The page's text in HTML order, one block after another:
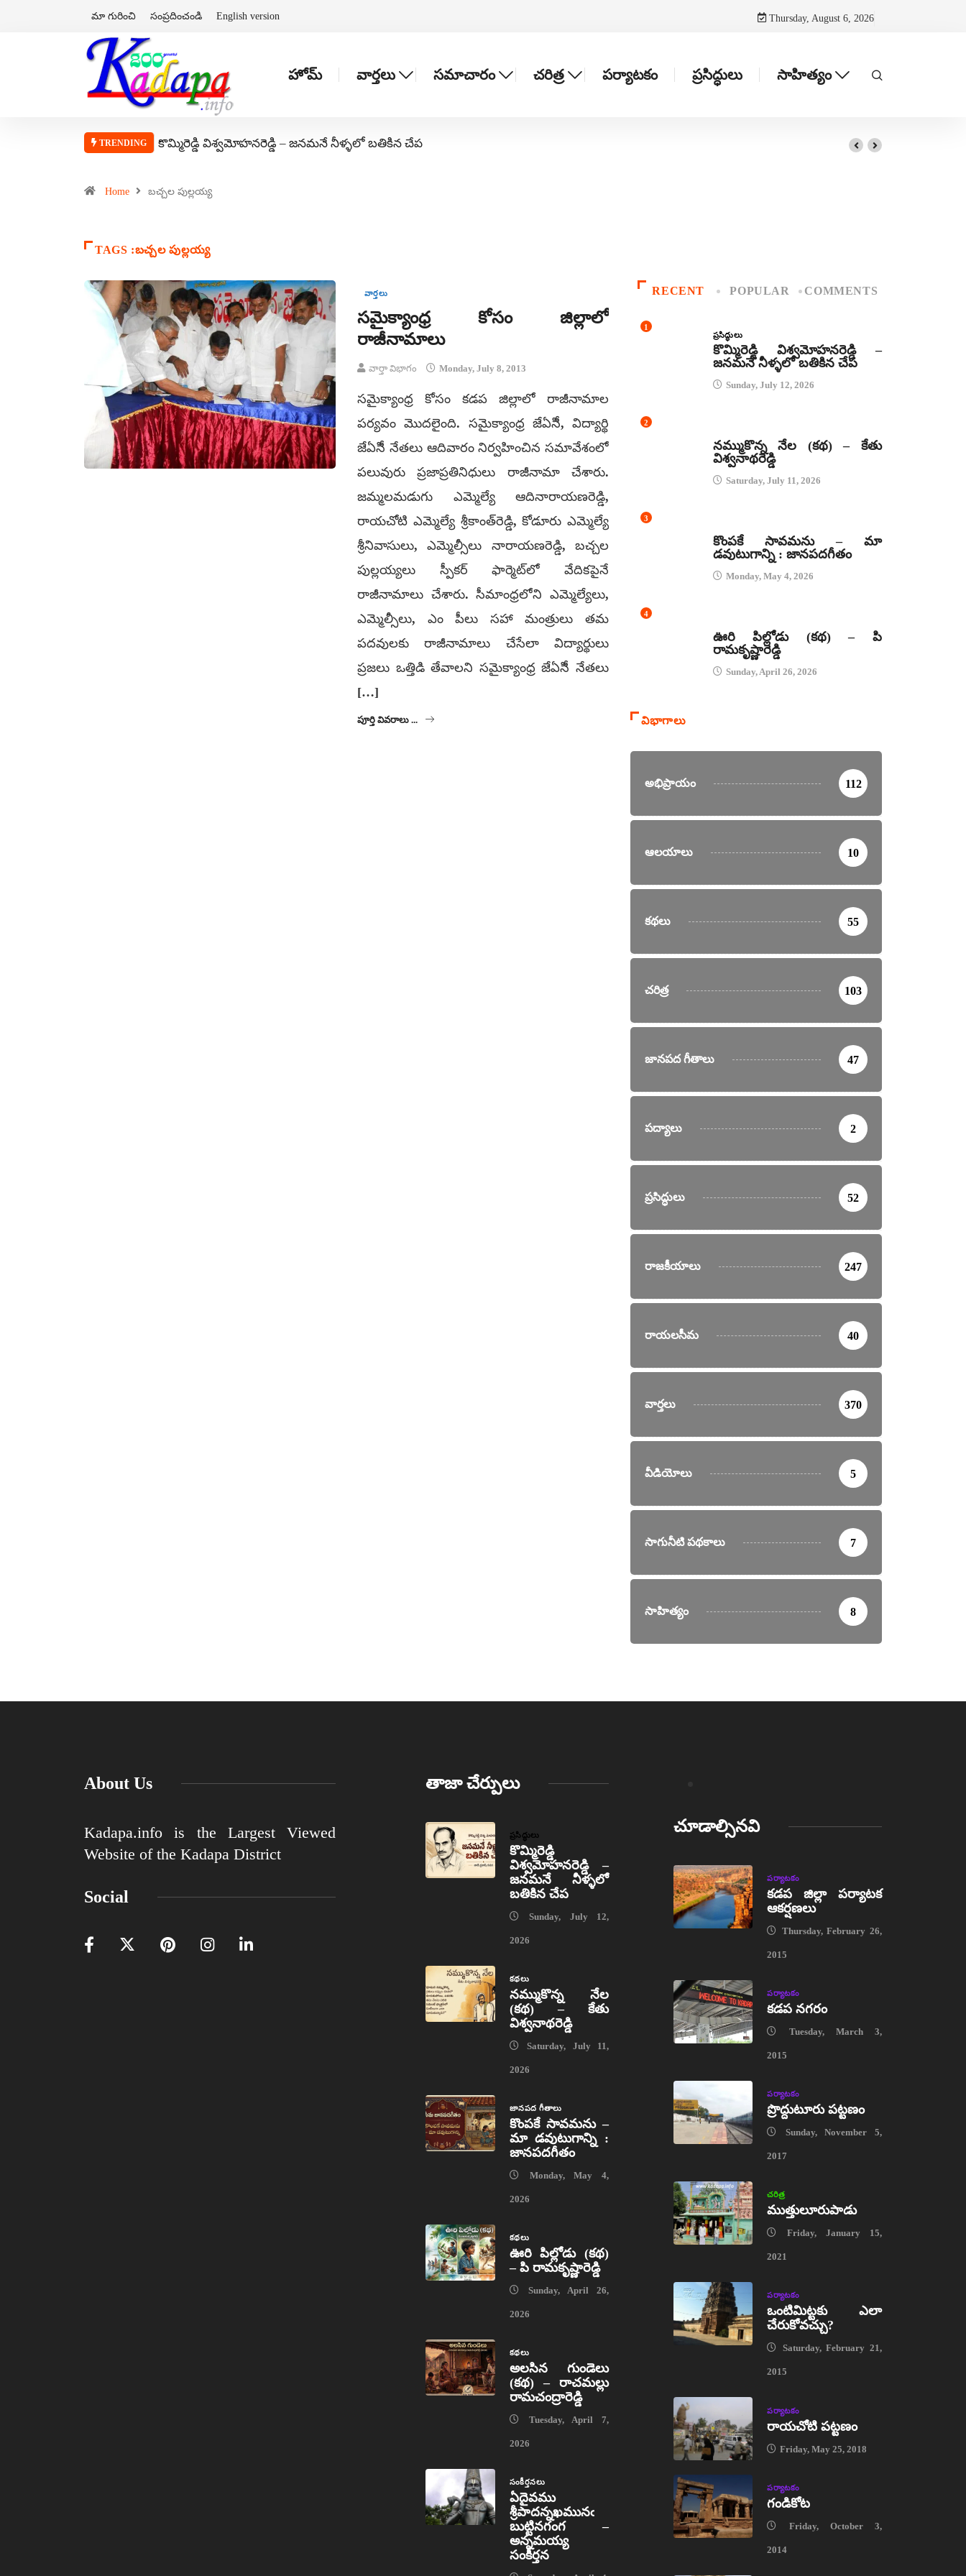
మా గురించి సంప్రదించండి English version Thursday, August 6, 2026
హోమ్ వార్తలు సమాచారం చరిత్ర పర్యాటకం ప్రసిద్ధులు సాహిత్యం
TRENDING కొమ్మిరెడ్డి విశ్వమోహనరెడ్డి – జనమనే నీళ్ళలో బతికిన చేప
Home బచ్చల పుల్లయ్య
TAGS :బచ్చల పుల్లయ్య
వార్తలు
సమైక్యాంధ్ర కోసం జిల్లాలో
రాజీనామాలు
వార్తా విభాగం Monday, July 8, 2013
సమైక్యాంధ్ర కోసం కడప జిల్లాలో రాజీనామాల
పర్యవం మొదలైంది. సమైక్యాంధ్ర జేఏసిీ, విద్యార్థి
జేఏసిీ నేతలు ఆదివారం నిర్వహించిన సమావేశంలో
పలువురు ప్రజాప్రతినిధులు రాజీనామా చేశారు.
జమ్మలమడుగు ఎమ్మెల్యే ఆదినారాయణరెడ్డి,
రాయచోటి ఎమ్మెల్యే శ్రీకాంత్‌రెడ్డి, కోడూరు ఎమ్మెల్యే
శ్రీనివాసులు, ఎమ్మెల్సీలు నారాయణరెడ్డి, బచ్చల
పుల్లయ్యలు స్పీకర్ ఫార్మెట్‌లో వేదికపైనే
రాజీనామాలు చేశారు. సీమాంధ్రలోని ఎమ్మెల్యేలు,
ఎమ్మెల్సీలు, ఎం పీలు సహా మంత్రులు తమ
పదవులకు రాజీనామాలు చేసేలా విద్యార్థులు
ప్రజలు ఒత్తిడి తేవాలని సమైక్యాంధ్ర జేఏసిీ నేతలు
[…]
పూర్తి వివరాలు ...
RECENT POPULAR COMMENTS
1
ప్రసిద్ధులు
కొమ్మిరెడ్డి విశ్వమోహనరెడ్డి –
జనమనే నీళ్ళలో బతికిన చేప
Sunday, July 12, 2026
2
నమ్ముకొన్న నేల (కథ) – కేతు
విశ్వనాథరెడ్డి
Saturday, July 11, 2026
3
కొంపకే సావమను – మా
డవుటుగాన్ని : జానపదగీతం
Monday, May 4, 2026
4
ఊరి పిల్లోడు (కథ) – పి
రామకృష్ణారెడ్డి
Sunday, April 26, 2026
విభాగాలు
అభిప్రాయం 112
ఆలయాలు 10
కథలు 55
చరిత్ర 103
జానపద గీతాలు 47
పద్యాలు 2
ప్రసిద్ధులు 52
రాజకీయాలు 247
రాయలసీమ 40
వార్తలు 370
వీడియోలు 5
సాగునీటి పథకాలు 7
సాహిత్యం 8
About Us
Kadapa.info is the Largest Viewed
Website of the Kadapa District
Social
తాజా చేర్పులు
ప్రసిద్ధులు
కొమ్మిరెడ్డి
విశ్వమోహనరెడ్డి –
జనమనే నీళ్ళలో
బతికిన చేప
Sunday, July 12,
2026
కథలు
నమ్ముకొన్న నేల
(కథ) – కేతు
విశ్వనాథరెడ్డి
Saturday, July 11,
2026
జానపద గీతాలు
కొంపకే సావమను –
మా డవుటుగాన్ని :
జానపదగీతం
Monday, May 4,
2026
కథలు
ఊరి పిల్లోడు (కథ)
– పి రామకృష్ణారెడ్డి
Sunday, April 26,
2026
కథలు
అలసిన గుండెలు
(కథ) – రాచమల్లు
రామచంద్రారెడ్డి
Tuesday, April 7,
2026
సంకీర్తనలు
ఏదైవము
శ్రీపాదన్నఖమునఁ
బుట్టినగంగ –
అన్నమయ్య
సంకీర్తన
చూడాల్సినవి
పర్యాటకం
కడప జిల్లా పర్యాటక
ఆకర్షణలు
Thursday, February 26,
2015
పర్యాటకం
కడప నగరం
Tuesday, March 3,
2015
పర్యాటకం
ప్రొద్దుటూరు పట్టణం
Sunday, November 5,
2017
చరిత్ర
ముత్తులూరుపాడు
Friday, January 15,
2021
పర్యాటకం
ఒంటిమిట్టకు ఎలా
చేరుకోవచ్చు?
Saturday, February 21,
2015
పర్యాటకం
రాయచోటి పట్టణం
Friday, May 25, 2018
పర్యాటకం
గండికోట
Friday, October 3,
2014